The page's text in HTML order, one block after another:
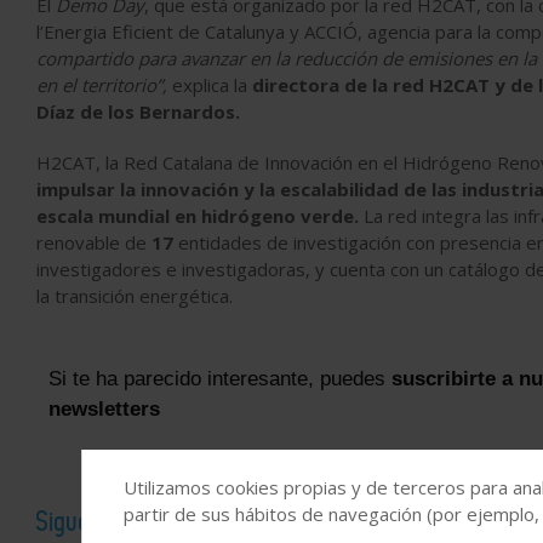
El Demo Day, que está organizado por la red H2CAT, con
l’Energia Eficient de Catalunya y ACCIÓ, agencia para la
compartido para avanzar en la reducción de emisiones en
en el territorio”, explica la directora de la red H2CAT y de
Díaz de los Bernardos.
H2CAT, la Red Catalana de Innovación en el Hidrógeno
impulsar la innovación y la escalabilidad de las
escala mundial en hidrógeno verde. La red integra las
renovable de 17 entidades de investigación con presencia
investigadores e investigadoras, y cuenta con un catálogo
la transición energética.
Si te ha parecido interesante, puedes suscribirte a
newsletters
Sigue el canal de Industria Química en WhatsApp
Utilizamos cookies propias y de terceros para
partir de sus hábitos de navegación (por